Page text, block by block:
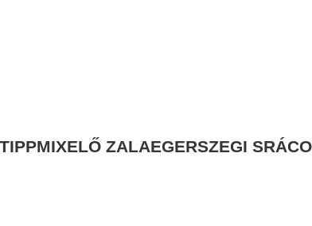
ZALAEGERSZEGI